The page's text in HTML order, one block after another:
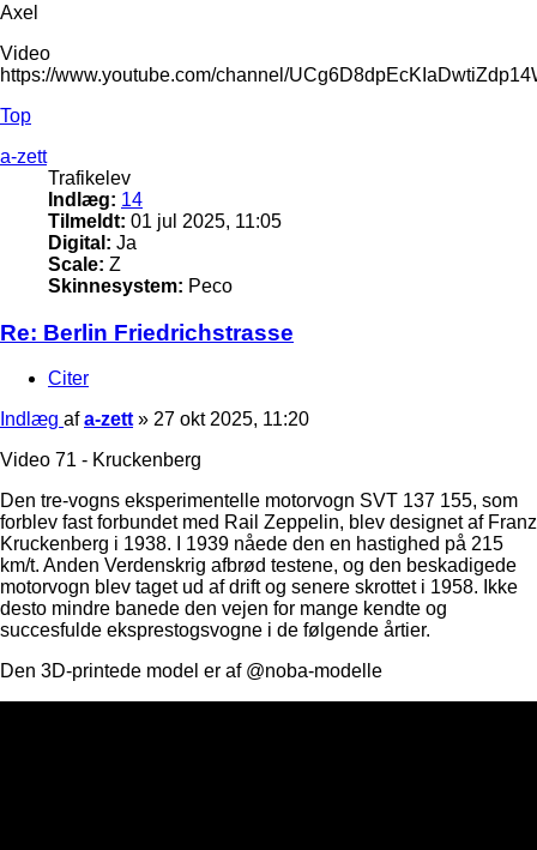
Axel
Video
https://www.youtube.com/channel/
Top
a-zett
Trafikelev
Indlæg: 14
Tilmeldt: 01 jul 2025, 11:05
Digital: Ja
Scale: Z
Skinnesystem: Peco
Re: Berlin Friedrichstrasse
Citer
Indlæg afa-zett » 27 okt 2025, 11:20
Video 71 - Kruckenberg
Den tre-vogns eksperimentelle motorvogn SVT 137 155, som
forblev fast forbundet med Rail Zeppelin, blev designet af Franz
Kruckenberg i 1938. I 1939 nåede den en hastighed på 215
km/t. Anden Verdenskrig afbrød testene, og den beskadigede
motorvogn blev taget ud af drift og senere skrottet i 1958. Ikke
desto mindre banede den vejen for mange kendte og
succesfulde eksprestogsvogne i de følgende årtier.
Den 3D-printede model er af @noba-modelle